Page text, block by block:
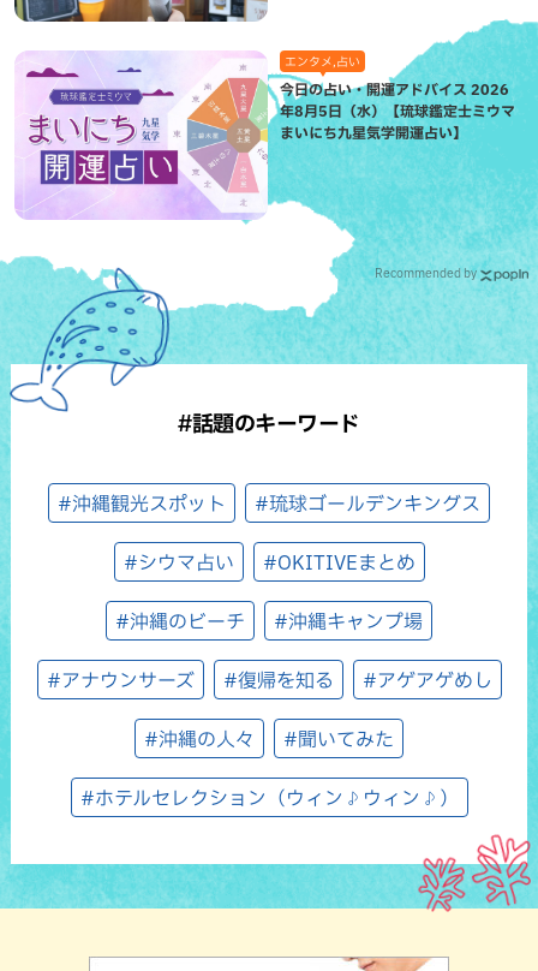
エンタメ,占い
今日の占い・開運アドバイス 2026
年8月5日（水）【琉球鑑定士ミウマ
まいにち九星気学開運占い】
Recommended by
#話題のキーワード
#沖縄観光スポット #琉球ゴールデンキングス
#シウマ占い #OKITIVEまとめ
#沖縄のビーチ #沖縄キャンプ場
#アナウンサーズ #復帰を知る #アゲアゲめし
#沖縄の人々 #聞いてみた
#ホテルセレクション（ウィン♪ウィン♪）